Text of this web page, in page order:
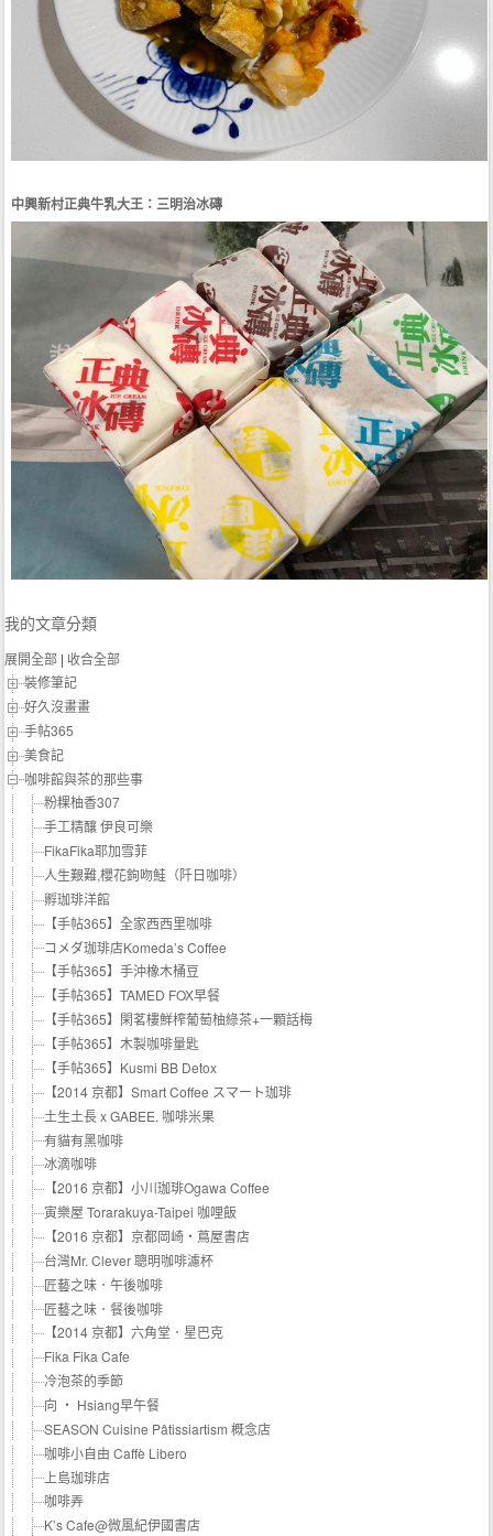
中興新村正典牛乳大王：三明治冰磚
我的文章分類
展開全部 | 收合全部
裝修筆記
好久沒畫畫
手帖365
美食記
咖啡館與茶的那些事
粉粿柚香307
手工精釀 伊良可樂
FikaFika耶加雪菲
人生艱難,櫻花鉤吻鮭（阡日咖啡）
孵珈琲洋館
【手帖365】全家西西里咖啡
コメダ珈琲店Komeda’s Coffee
【手帖365】手沖橡木桶豆
【手帖365】TAMED FOX早餐
【手帖365】閑茗樓鮮榨葡萄柚綠茶+一顆話梅
【手帖365】木製咖啡量匙
【手帖365】Kusmi BB Detox
【2014 京都】Smart Coffee スマート珈琲
土生土長 x GABEE. 咖啡米果
有貓有黑咖啡
冰滴咖啡
【2016 京都】小川珈琲Ogawa Coffee
寅樂屋 Torarakuya-Taipei 咖哩飯
【2016 京都】京都岡崎・蔦屋書店
台灣Mr. Clever 聰明咖啡濾杯
匠藝之味．午後咖啡
匠藝之味．餐後咖啡
【2014 京都】六角堂．星巴克
Fika Fika Cafe
冷泡茶的季節
向 ‧ Hsiang早午餐
SEASON Cuisine Pâtissiartism 概念店
咖啡小自由 Caffè Libero
上島珈琲店
咖啡弄
K’s Cafe@微風紀伊國書店